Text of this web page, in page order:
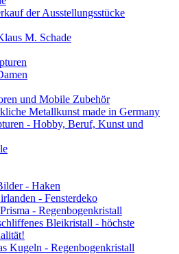
der Ausstellungsstücke
M. Schade
und Mobile Zubehör
Metallkunst made in Germany
- Hobby, Beruf, Kunst und
- Haken
- Fensterdeko
- Regenbogenkristall
Bleikristall - höchste
Kugeln - Regenbogenkristall